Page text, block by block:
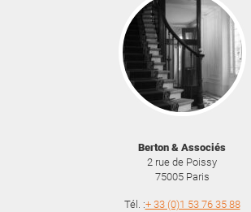
Berton & Associés
2 rue de Poissy
75005 Paris
Tél. :+ 33 (0)1 53 76 35 88